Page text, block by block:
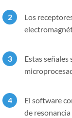
Los
Estas
El software
de